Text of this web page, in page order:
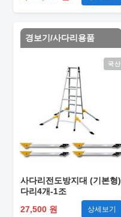
경보기/사다리용품
국산
사다리전도방지대 (기본형)
다리4개-1조
27,500 원
상세보기